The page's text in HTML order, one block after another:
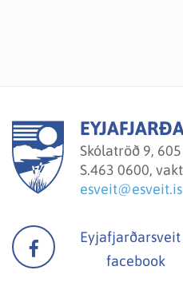
Skólatröð 9,
S.463 0600,
esveit@esveit.is
Eyjafjarðarsveit
facebook